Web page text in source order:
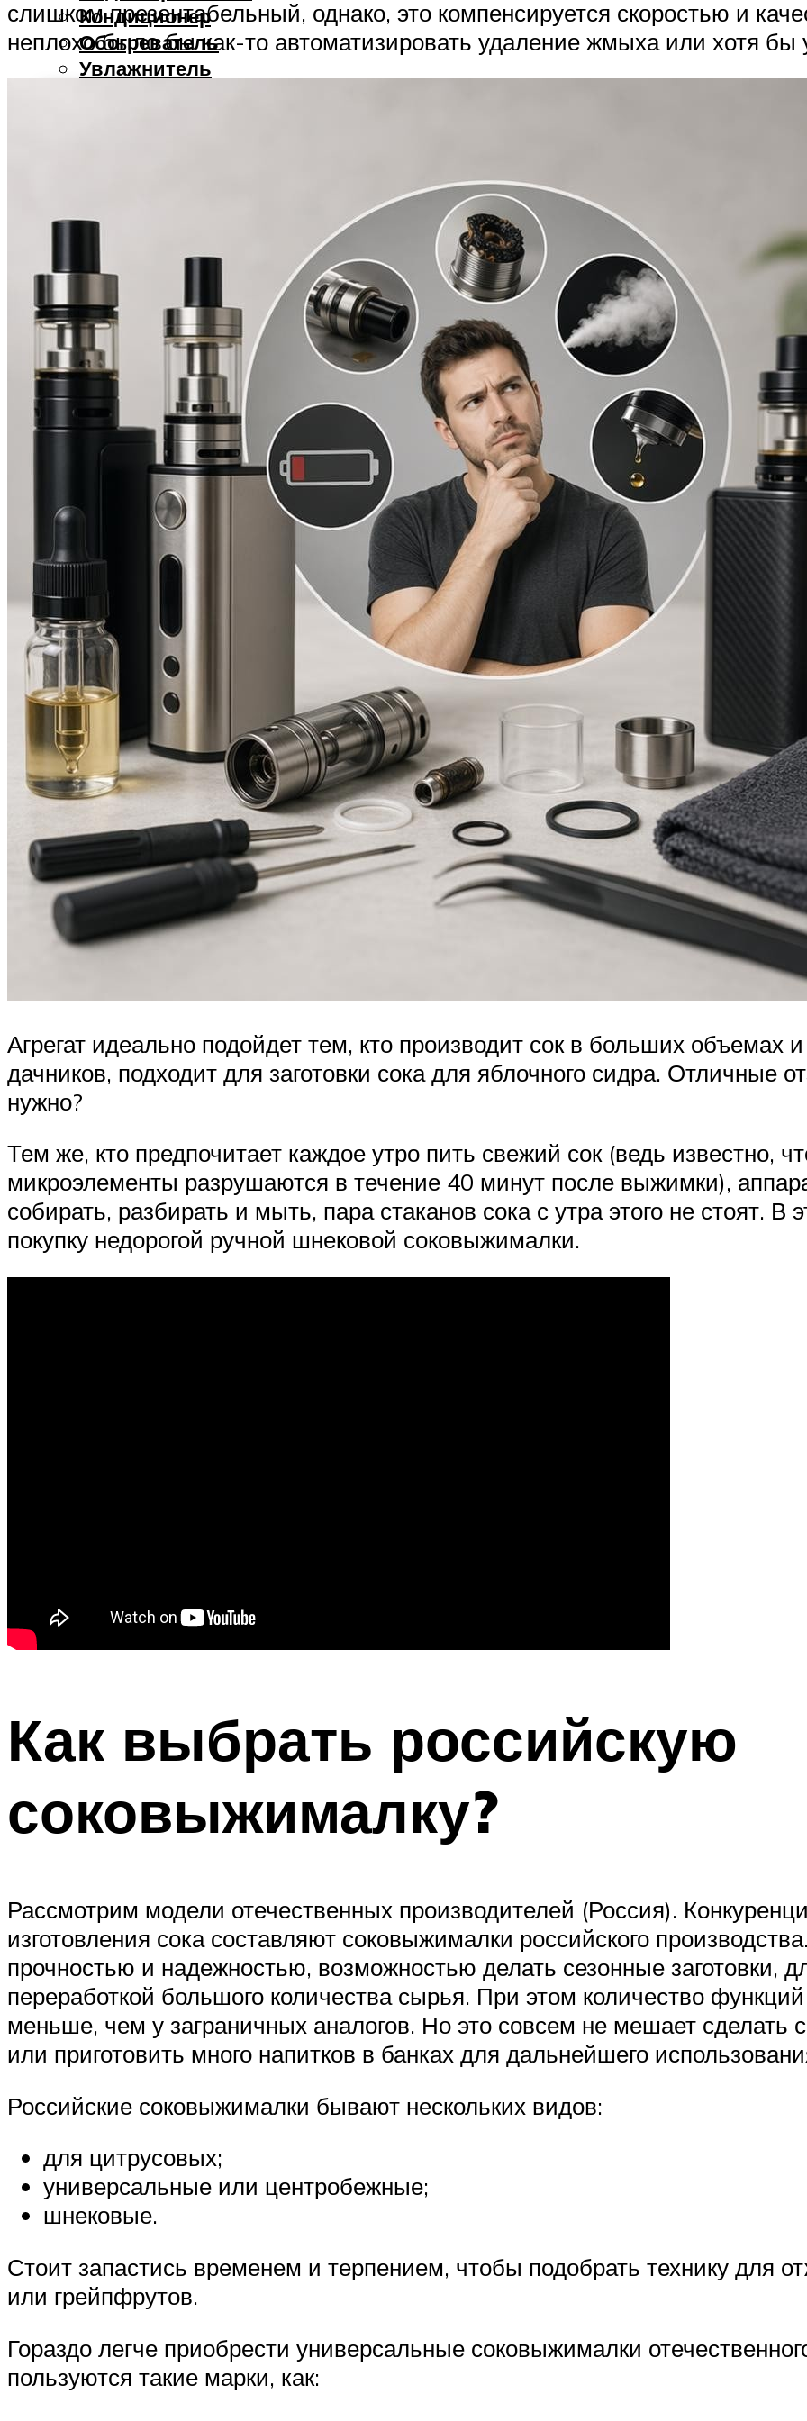
Кондиционер
Обогреватель
Увлажнитель
ЗДОРОВЬЕ
слишком презентабельный, однако, это компенсируется скоростью и
неплохо было бы как-то автоматизировать удаление жмыха или хотя бы
Агрегат идеально подойдет тем, кто производит сок в больших
дачников, подходит для заготовки сока для яблочного сидра. Отличные
нужно?
Тем же, кто предпочитает каждое утро пить свежий сок (ведь известно,
микроэлементы разрушаются в течение 40 минут после выжимки),
собирать, разбирать и мыть, пара стаканов сока с утра этого не стоят. В
покупку недорогой ручной шнековой соковыжималки.
Как выбрать российскую
соковыжималку?
Рассмотрим модели отечественных производителей (Россия).
изготовления сока составляют соковыжималки российского
прочностью и надежностью, возможностью делать сезонные заготовки,
переработкой большого количества сырья. При этом количество
меньше, чем у заграничных аналогов. Но это совсем не мешает сделать
или приготовить много напитков в банках для дальнейшего
Российские соковыжималки бывают нескольких видов:
для цитрусовых;
универсальные или центробежные;
шнековые.
Стоит запастись временем и терпением, чтобы подобрать технику для
или грейпфрутов.
Гораздо легче приобрести универсальные соковыжималки
пользуются такие марки, как: